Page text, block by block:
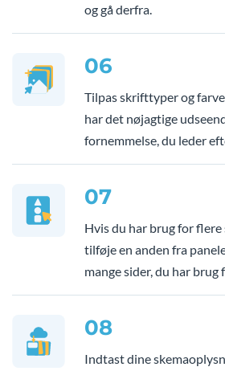
og gå derfra.
06
Tilpas skrifttyper og
har det nøjagtige
fornemmelse, du leder
07
Hvis du har brug for
tilføje en anden fra
mange sider, du har brug
08
Indtast dine